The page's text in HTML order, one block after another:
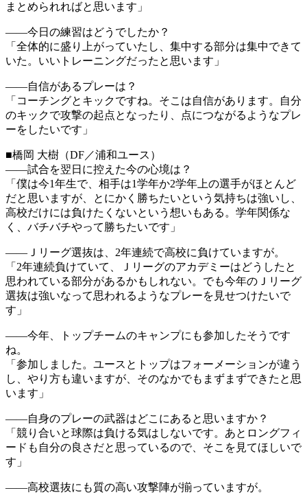
まとめられればと思います」
――今日の練習はどうでしたか？
「全体的に盛り上がっていたし、集中する部分は集中できて
いた。いいトレーニングだったと思います」
――自信があるプレーは？
「コーチングとキックですね。そこは自信があります。自分
のキックで攻撃の起点となったり、点につながるようなプレ
ーをしたいです」
■橋岡 大樹（DF／浦和ユース）
――試合を翌日に控えた今の心境は？
「僕は今1年生で、相手は1学年か2学年上の選手がほとんど
だと思いますが、とにかく勝ちたいという気持ちは強いし、
高校だけには負けたくないという想いもある。学年関係な
く、バチバチやって勝ちたいです」
――Ｊリーグ選抜は、2年連続で高校に負けていますが。
「2年連続負けていて、Ｊリーグのアカデミーはどうしたと
思われている部分があるかもしれない。でも今年のＪリーグ
選抜は強いなって思われるようなプレーを見せつけたいで
す」
――今年、トップチームのキャンプにも参加したそうです
ね。
「参加しました。ユースとトップはフォーメーションが違う
し、やり方も違いますが、そのなかでもまずまずできたと思
います」
――自身のプレーの武器はどこにあると思いますか？
「競り合いと球際は負ける気はしないです。あとロングフィ
ードも自分の良さだと思っているので、そこを見てほしいで
す」
――高校選抜にも質の高い攻撃陣が揃っていますが。